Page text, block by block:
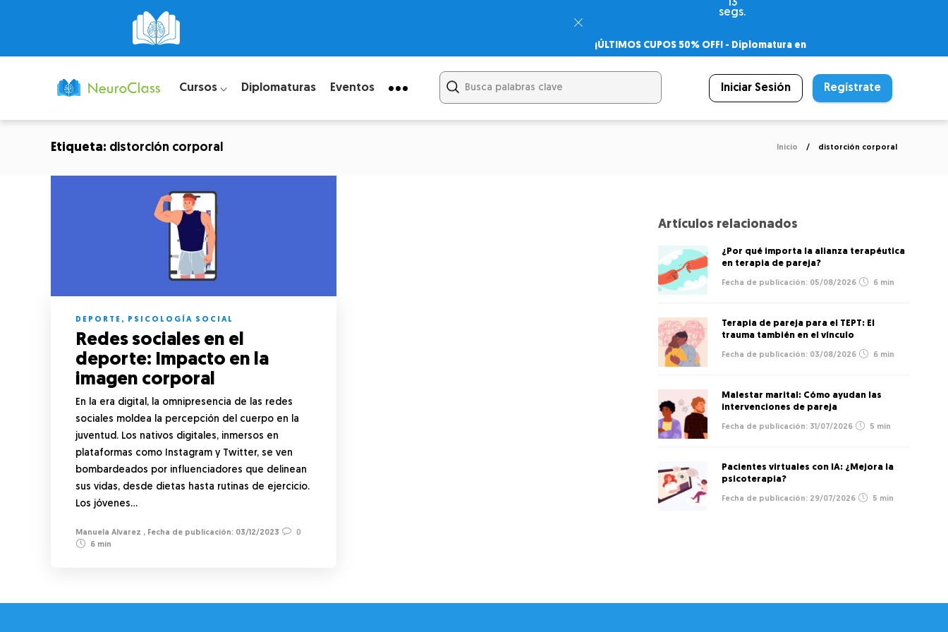
13
segs.
¡ÚLTIMOS CUPOS 50% OFF! - Diplomatura en
– Certificado Universitario
Cursos ⌵ Diplomaturas Eventos Iniciar Sesión Regístrate
Etiqueta: distorción corporal Inicio distorción corporal
DEPORTE , PSICOLOGÍA SOCIAL
Redes sociales en el
deporte: Impacto en la
imagen corporal
En la era digital, la omnipresencia de las redes
sociales moldea la percepción del cuerpo en la
juventud. Los nativos digitales, inmersos en
plataformas como Instagram y Twitter, se ven
bombardeados por influenciadores que delinean
sus vidas, desde dietas hasta rutinas de ejercicio.
Los jóvenes…
Manuela Alvarez , 03/12/2023
0
6 min
Artículos relacionados
¿Por qué importa la alianza terapéutica
en terapia de pareja?
05/08/2026 6 min
Terapia de pareja para el TEPT: El
trauma también en el vínculo
03/08/2026 6 min
Malestar marital: Cómo ayudan las
intervenciones de pareja
31/07/2026 5 min
Pacientes virtuales con IA: ¿Mejora la
psicoterapia?
29/07/2026 5 min